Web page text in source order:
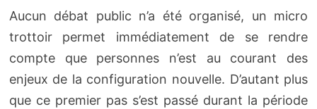
Aucun débat public n’a été organisé, un micro
trottoir permet immédiatement de se rendre
compte que personnes n’est au courant des
enjeux de la configuration nouvelle. D’autant plus
que ce premier pas s’est passé durant la période